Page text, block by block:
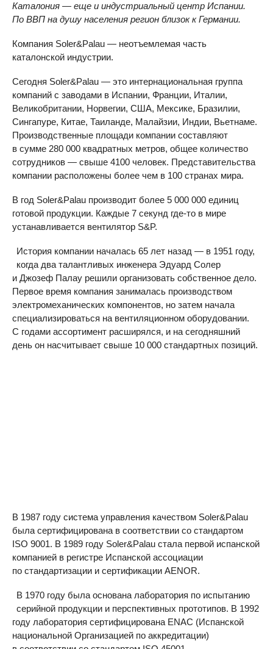
Каталония — еще и индустриальный центр Испании.
По ВВП на душу населения регион близок к Германии.
Компания Soler&Palau — неотъемлемая часть
каталонской индустрии.
Сегодня Soler&Palau — это интернациональная группа
компаний с заводами в Испании, Франции, Италии,
Великобритании, Норвегии, США, Мексике, Бразилии,
Сингапуре, Китае, Таиланде, Малайзии, Индии, Вьетнаме.
Производственные площади компании составляют
в сумме 280 000 квадратных метров, общее количество
сотрудников — свыше 4100 человек. Представительства
компании расположены более чем в 100 странах мира.
В год Soler&Palau производит более 5 000 000 единиц
готовой продукции. Каждые 7 секунд где-то в мире
устанавливается вентилятор S&P.
История компании началась 65 лет назад — в 1951 году,
когда два талантливых инженера Эдуард Солер
и Джозеф Палау решили организовать собственное дело.
Первое время компания занималась производством
электромеханических компонентов, но затем начала
специализироваться на вентиляционном оборудовании.
С годами ассортимент расширялся, и на сегодняшний
день он насчитывает свыше 10 000 стандартных позиций.